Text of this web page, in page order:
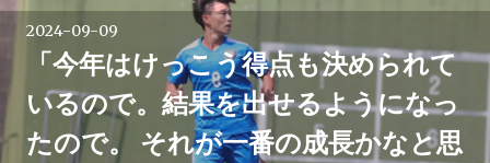
2024-09-09
「今年はけっこう得点も決められて
いるので。結果を出せるようになっ
たので。 それが一番の成長かなと思